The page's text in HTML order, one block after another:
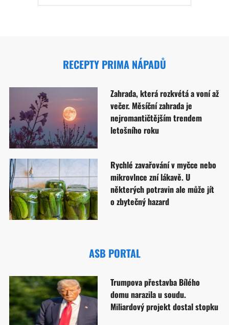
RECEPTY PRIMA NÁPADŮ
Zahrada, která rozkvétá a voní až
večer. Měsíční zahrada je
nejromantičtějším trendem
letošního roku
Rychlé zavařování v myčce nebo
mikrovlnce zní lákavě. U
některých potravin ale může jít
o zbytečný hazard
ASB PORTAL
Trumpova přestavba Bílého
domu narazila u soudu.
Miliardový projekt dostal stopku